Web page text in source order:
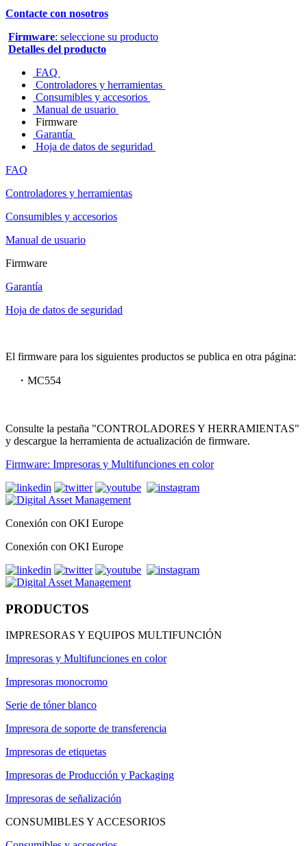
Contacte con nosotros
Firmware: seleccione su producto
Detalles del producto
FAQ
Controladores y herramientas
Consumibles y accesorios
Manual de usuario
Firmware
Garantía
Hoja de datos de seguridad
FAQ
Controladores y herramientas
Consumibles y accesorios
Manual de usuario
Firmware
Garantía
Hoja de datos de seguridad
El firmware para los siguientes productos se publica en otra página:
・MC554
Consulte la pestaña "CONTROLADORES Y HERRAMIENTAS"
y descargue la herramienta de actualización de firmware.
Firmware: Impresoras y Multifunciones en color
Conexión con OKI Europe
Conexión con OKI Europe
PRODUCTOS
IMPRESORAS Y EQUIPOS MULTIFUNCIÓN
Impresoras y Multifunciones en color
Impresoras monocromo
Serie de tóner blanco
Impresora de soporte de transferencia
Impresoras de etiquetas
Impresoras de Producción y Packaging
Impresoras de señalización
CONSUMIBLES Y ACCESORIOS